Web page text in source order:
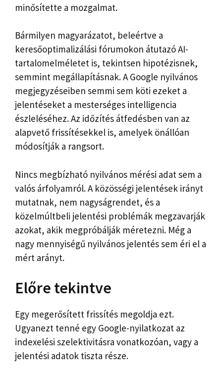
minősítette a mozgalmat.
Bármilyen magyarázatot, beleértve a
keresőoptimalizálási fórumokon átutazó AI-
tartalomelméletet is, tekintsen hipotézisnek,
semmint megállapításnak. A Google nyilvános
megjegyzéseiben semmi sem köti ezeket a
jelentéseket a mesterséges intelligencia
észleléséhez. Az időzítés átfedésben van az
alapvető frissítésekkel is, amelyek önállóan
módosítják a rangsort.
Nincs megbízható nyilvános mérési adat sem a
valós árfolyamról. A közösségi jelentések irányt
mutatnak, nem nagyságrendet, és a
közelmúltbeli jelentési problémák megzavarják
azokat, akik megpróbálják méretezni. Még a
nagy mennyiségű nyilvános jelentés sem éri el a
mért arányt.
Előre tekintve
Egy megerősített frissítés megoldja ezt.
Ugyanezt tenné egy Google-nyilatkozat az
indexelési szelektivitásra vonatkozóan, vagy a
jelentési adatok tiszta része.